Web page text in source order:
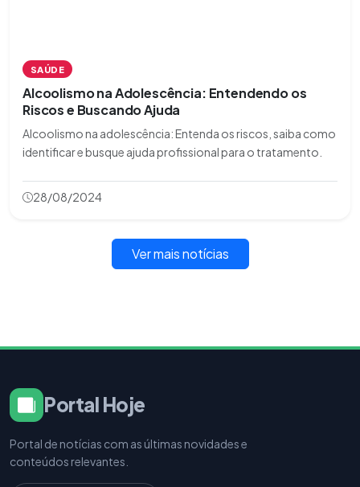
SAÚDE
Alcoolismo na Adolescência: Entendendo os
Riscos e Buscando Ajuda
Alcoolismo na adolescência: Entenda os riscos, saiba como
identificar e busque ajuda profissional para o tratamento.
28/08/2024
Ver mais notícias
Portal Hoje
Portal de notícias com as últimas novidades e
conteúdos relevantes.